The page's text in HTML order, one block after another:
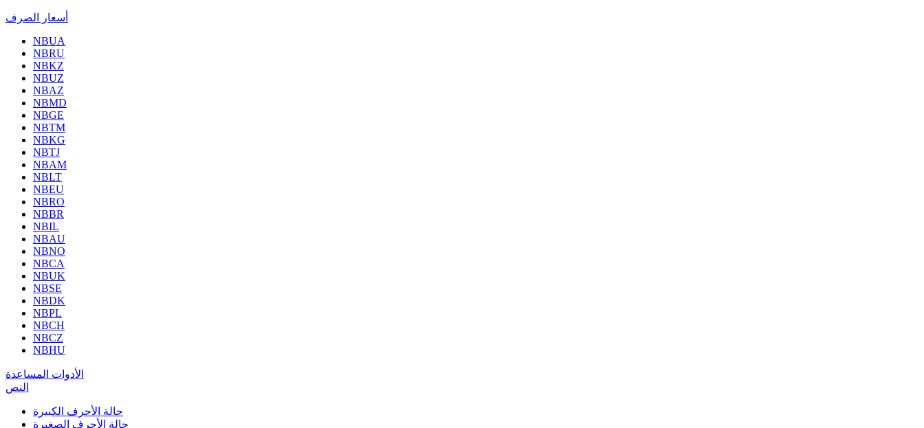
أسعار الصرف
NBUA
NBRU
NBKZ
NBUZ
NBAZ
NBMD
NBGE
NBTM
NBKG
NBTJ
NBAM
NBLT
NBEU
NBRO
NBBR
NBIL
NBAU
NBNO
NBCA
NBUK
NBSE
NBDK
NBPL
NBCH
NBCZ
NBHU
الأدوات المساعدة
النص
حالة الأحرف الكبيرة
حالة الأحرف الصغيرة